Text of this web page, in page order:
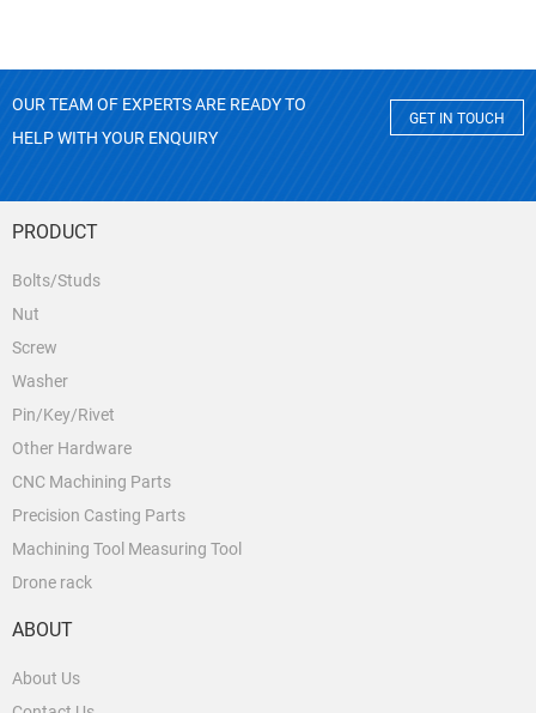
OUR TEAM OF EXPERTS ARE READY TO
HELP WITH YOUR ENQUIRY
GET IN TOUCH
PRODUCT
Bolts/Studs
Nut
Screw
Washer
Pin/Key/Rivet
Other Hardware
CNC Machining Parts
Precision Casting Parts
Machining Tool Measuring Tool
Drone rack
ABOUT
About Us